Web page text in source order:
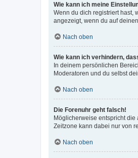
Wie kann ich meine
Wenn du dich registriert hast,
angezeigt, wenn du auf
Nach oben
Wie kann ich verhindern,
In deinem persönlichen
Moderatoren und du selbst
Nach oben
Die Forenuhr geht falsch!
Möglicherweise entspricht die
Zeitzone kann dabei nur von
Nach oben